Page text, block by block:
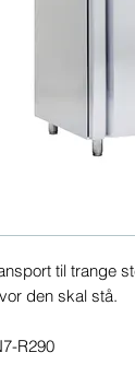
til trange
den skal stå.
R290